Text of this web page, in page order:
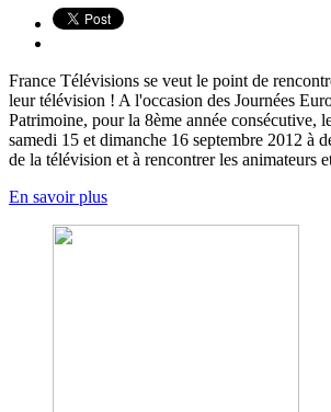
France Télévisions se veut le point de
leur télévision ! A l'occasion des Journées
Patrimoine, pour la 8ème année consécutive,
samedi 15 et dimanche 16 septembre 2012 à
de la télévision et à rencontrer les animateurs
En savoir plus